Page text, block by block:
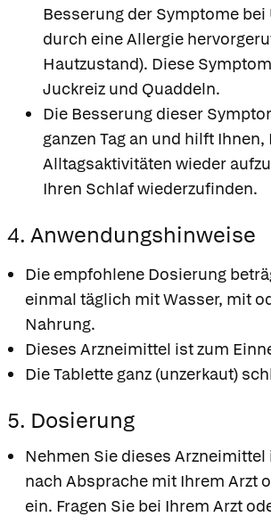
Besserung der Symptome bei
durch eine Allergie
Hautzustand). Diese
Juckreiz und Quaddeln.
Die Besserung dieser
ganzen Tag an und hilft
Alltagsaktivitäten wieder
Ihren Schlaf wiederzufinden.
4. Anwendungshinweise
Die empfohlene Dosierung
einmal täglich mit Wasser, mit
Nahrung.
Dieses Arzneimittel ist zum
Die Tablette ganz (unzerkaut)
5. Dosierung
Nehmen Sie dieses
nach Absprache mit Ihrem Arzt
ein. Fragen Sie bei Ihrem Arzt